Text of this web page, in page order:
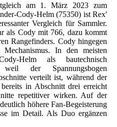
am 1. März 2023 zum
Cody-Helm (75350) ist Rex'
Vergleich für Sammler.
als Cody mit 766, dazu kommt
Rangefinders. Cody hingegen
In den meisten
Helm als bautechnisch
weil der Spannungsbogen
verteilt ist, während der
in Abschnitt drei erreicht
repetitiver wirken. Auf der
höhere Fan-Begeisterung
im Detail. Als Duo ergänzen